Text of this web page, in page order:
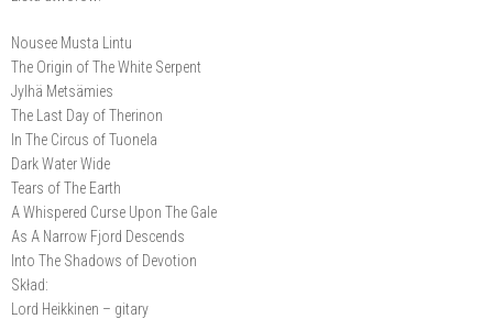
Nousee Musta Lintu
The Origin of The White Serpent
Jylhä Metsämies
The Last Day of Therinon
In The Circus of Tuonela
Dark Water Wide
Tears of The Earth
A Whispered Curse Upon The Gale
As A Narrow Fjord Descends
Into The Shadows of Devotion
Skład:
Lord Heikkinen – gitary